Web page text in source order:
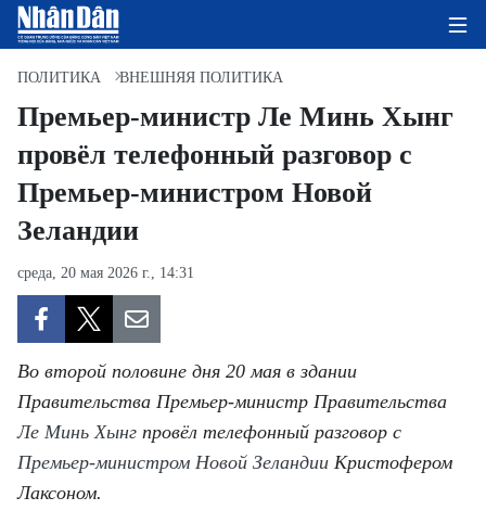
ГЛАВНАЯ СТРАНИЦА
ПОЛИТИКА
КУЛЬТУРА
ДОБРО ПОЖАЛОВАТЬ ВО
ПОЛИТИКА ВНЕШНЯЯ ПОЛИТИКА
Премьер-министр Ле Минь Хынг
провёл телефонный разговор с
Премьер-министром Новой
Зеландии
среда, 20 мая 2026 г., 14:31
Во второй половине дня 20 мая в здании
Правительства Премьер-министр Правительства
Ле Минь Хынг провёл телефонный разговор с
Премьер-министром Новой Зеландии Кристофером
Лаксоном.